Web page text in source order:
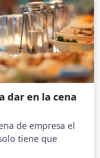
dar en la cena
de empresa el
tiene que